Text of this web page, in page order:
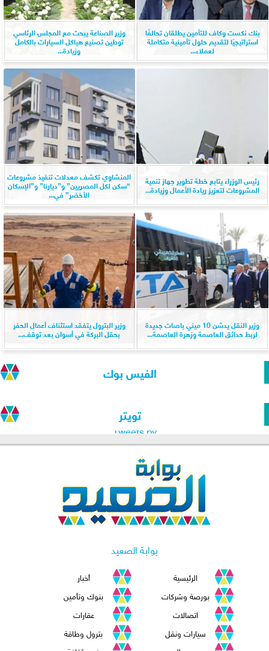
بنك نكست وكاف للتأمين يطلقان تحالفًا
استراتيجيًا لتقديم حلول تأمينية متكاملة
لعملاء...
وزير الصناعة يبحث مع المجلس الرئاسي
توطين تصنيع هياكل السيارات بالكامل
وزيادة...
رئيس الوزراء يتابع خطة تطوير جهاز تنمية
المشروعات لتعزيز ريادة الأعمال وزيادة...
المنشاوي تكشف معدلات تنفيذ مشروعات
“سكن لكل المصريين” و”ديارنا” و”الإسكان
الأخضر” في...
وزير النقل يدشن 10 ميني باصات جديدة
لربط حدائق العاصمة وزهرة العاصمة...
وزير البترول يتفقد استئناف أعمال الحفر
بحقل البركة في أسوان بعد توقف...
الفيس بوك
تويتر
Tweets by
بوابة الصعيد
الرئيسية
أخبار
بورصة وشركات
بنوك وتأمين
اتصالات
عقارات
سيارات ونقل
بترول وطاقة